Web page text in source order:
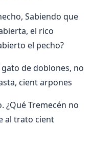
Sabiendo que
el rico
el pecho?
de doblones, no
cient arpones
¿Qué Tremecén no
al trato cient